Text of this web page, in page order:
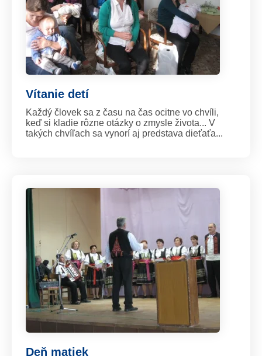
Vítanie detí
Každý človek sa z času na čas ocitne vo chvíli,
keď si kladie rôzne otázky o zmysle života... V
takých chvíľach sa vynorí aj predstava dieťaťa...
Deň matiek